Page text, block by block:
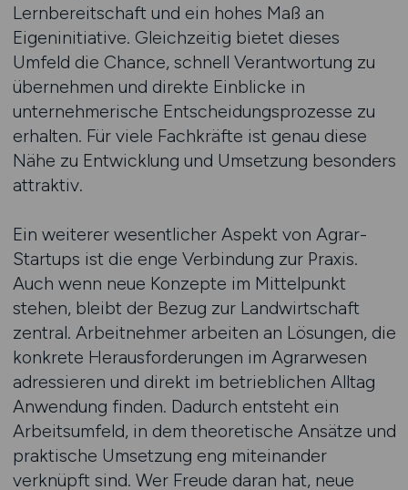
Lernbereitschaft und ein hohes Maß an
Eigeninitiative. Gleichzeitig bietet dieses
Umfeld die Chance, schnell Verantwortung zu
übernehmen und direkte Einblicke in
unternehmerische Entscheidungsprozesse zu
erhalten. Für viele Fachkräfte ist genau diese
Nähe zu Entwicklung und Umsetzung besonders
attraktiv.
Ein weiterer wesentlicher Aspekt von Agrar-
Startups ist die enge Verbindung zur Praxis.
Auch wenn neue Konzepte im Mittelpunkt
stehen, bleibt der Bezug zur Landwirtschaft
zentral. Arbeitnehmer arbeiten an Lösungen, die
konkrete Herausforderungen im Agrarwesen
adressieren und direkt im betrieblichen Alltag
Anwendung finden. Dadurch entsteht ein
Arbeitsumfeld, in dem theoretische Ansätze und
praktische Umsetzung eng miteinander
verknüpft sind. Wer Freude daran hat, neue